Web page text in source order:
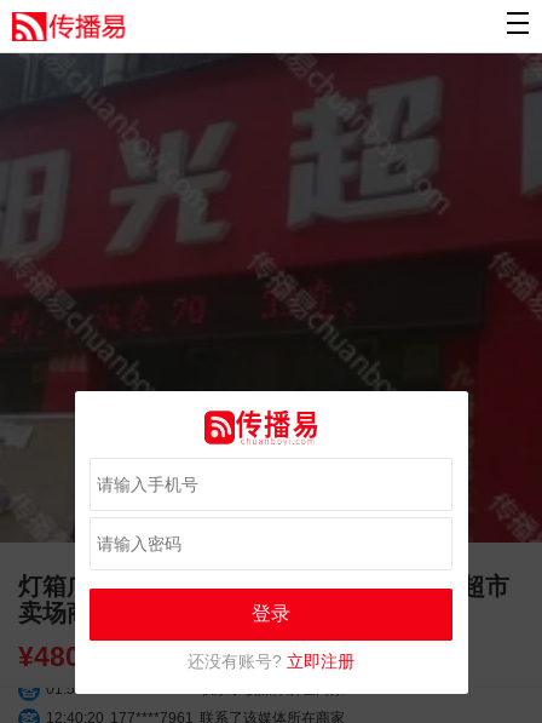
灯箱广告 河北邯郸丛台区邯郸瑞龙店阳光超市
卖场商超广告位
¥480.00
01:59:39
12:40:20 177****7961 联系了该媒体所在商家
登录
还没有账号? 立即注册